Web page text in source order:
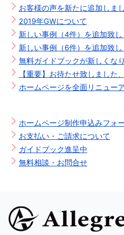
お客様の声を新たに追加しまし
2019年GWについて
新しい事例（4件）を追加致し
新しい事例（6件）を追加致し
無料ガイドブックが新しくな
【重要】お待たせ致しました
ホームページを全面リニュー
ホームページ制作申込みフォ
お支払い・ご請求について
ガイドブック進呈中
無料相談・お問合せ